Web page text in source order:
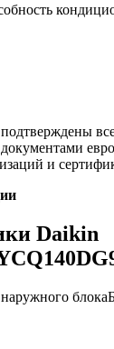
и
Daikin
блока